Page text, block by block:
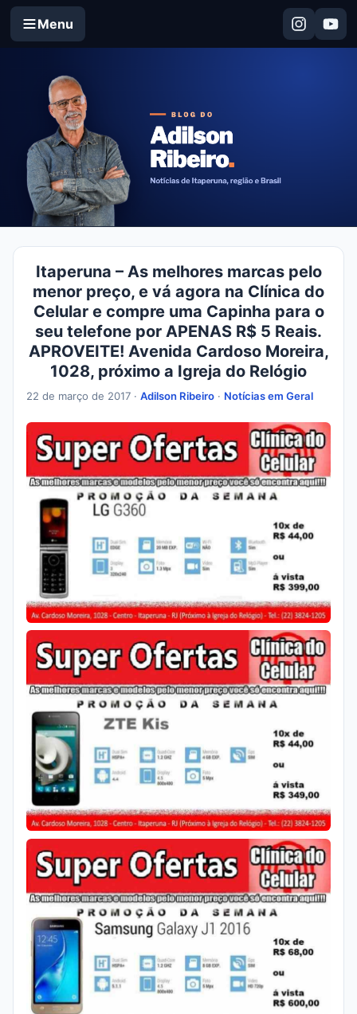
Menu
Itaperuna – As melhores marcas pelo
menor preço, e vá agora na Clínica do
Celular e compre uma Capinha para o
seu telefone por APENAS R$ 5 Reais.
APROVEITE! Avenida Cardoso Moreira,
1028, próximo a Igreja do Relógio
22 de março de 2017 · Adilson Ribeiro · Notícias em Geral